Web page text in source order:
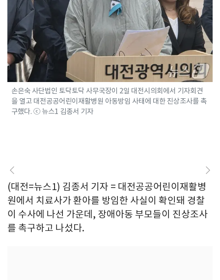
손은숙 사단법인 토닥토닥 사무국장이 2일 대전시의회에서 기자회견
을 열고 대전공공어린이재활병원 아동방임 사태에 대한 진상조사를 촉
구했다. ⓒ 뉴스1 김종서 기자
(대전=뉴스1) 김종서 기자 = 대전공공어린이재활병
원에서 치료사가 환아를 방임한 사실이 확인돼 경찰
이 수사에 나선 가운데, 장애아동 부모들이 진상조사
를 촉구하고 나섰다.